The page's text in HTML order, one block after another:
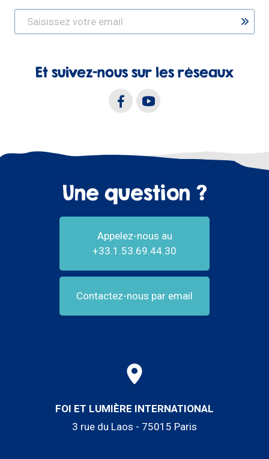
Et suivez-nous sur les réseaux
Une question ?
Appelez-nous au
+33.1.53.69.44.30
Contactez-nous par email
FOI ET LUMIÈRE INTERNATIONAL
3 rue du Laos - 75015 Paris